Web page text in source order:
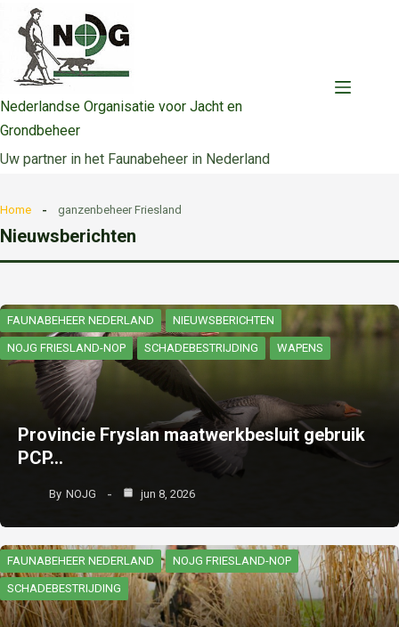
naar
inhoud
Nederlandse Organisatie voor Jacht en
Grondbeheer
Uw partner in het Faunabeheer in Nederland
Home ganzenbeheer Friesland
Nieuwsberichten
FAUNABEHEER NEDERLAND NIEUWSBERICHTEN
NOJG FRIESLAND-NOP SCHADEBESTRIJDING WAPENS
Provincie Fryslan maatwerkbesluit gebruik
PCP…
By NOJG jun 8, 2026
FAUNABEHEER NEDERLAND NOJG FRIESLAND-NOP
SCHADEBESTRIJDING